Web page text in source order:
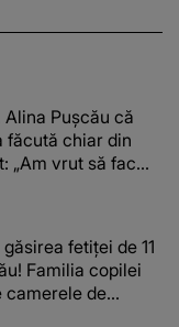
Pușcău că
făcută chiar din
„Am vrut să fac
fetiței de 11
Familia copilei
camerele de